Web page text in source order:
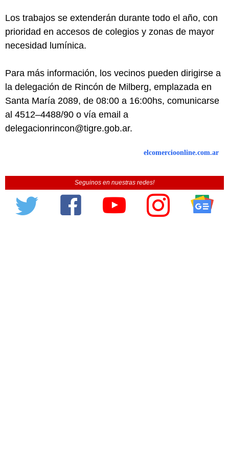
Los trabajos se extenderán durante todo el año, con
prioridad en accesos de colegios y zonas de mayor
necesidad lumínica.
Para más información, los vecinos pueden dirigirse a
la delegación de Rincón de Milberg, emplazada en
Santa María 2089, de 08:00 a 16:00hs, comunicarse
al 4512–4488/90 o vía email a
delegacionrincon@tigre.gob.ar.
elcomercioonline.com.ar
Seguinos en nuestras redes!